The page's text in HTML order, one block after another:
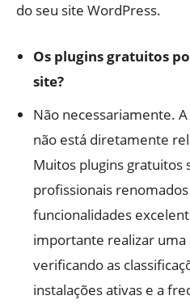
do seu site WordPress.
Os plugins gratuitos
site?
Não necessariamente.
não está diretamente
Muitos plugins gratuitos
profissionais
funcionalidades
importante realizar uma
verificando as
instalações ativas e a